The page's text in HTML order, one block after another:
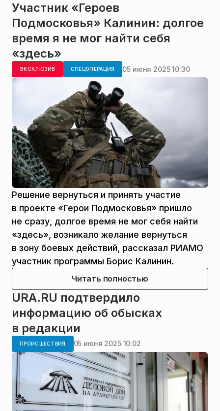
Участник «Героев
Подмосковья» Калинин: долгое
время я не мог найти себя
«здесь»
ЭКСКЛЮЗИВ СПЕЦОПЕРАЦИЯ 05 июня 2025 10:30
Решение вернуться и принять участие
в проекте «Герои Подмосковья» пришло
не сразу, долгое время не мог себя найти
«здесь», возникало желание вернуться
в зону боевых действий, рассказал РИАМО
участник программы Борис Калинин.
Читать полностью
URA.RU подтвердило
информацию об обысках
в редакции
ПРОИСШЕСТВИЯ 05 июня 2025 10:02